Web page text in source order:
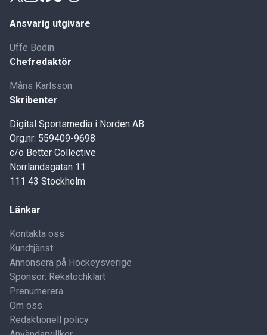
Ansvarig utgivare
Uffe Bodin
Chefredaktör
Måns Karlsson
Skribenter
Digital Sportsmedia i Norden AB
Org.nr: 559409-9698
c/o Better Collective
Norrlandsgatan 11
111 43 Stockholm
Länkar
Kontakta oss
Kundtjänst
Annonsera på Hockeysverige
Sponsor: Rekatochklart
Prenumerera
Om oss
Redaktionell policy